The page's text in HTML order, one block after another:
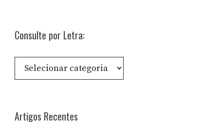
Consulte por Letra:
Consulte
por
Artigos Recentes